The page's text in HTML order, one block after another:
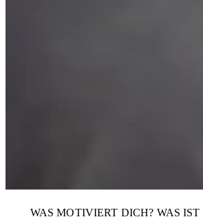
WAS MOTIVIERT DICH? WAS